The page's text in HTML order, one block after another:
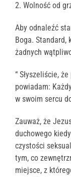
2. Wolność od
Aby odnaleźć
Boga. Standard,
żadnych
“ Słyszeliście,
powiadam:
w swoim sercu
Zauważ, że
duchowego
czystości
tym, co
miejsce, z